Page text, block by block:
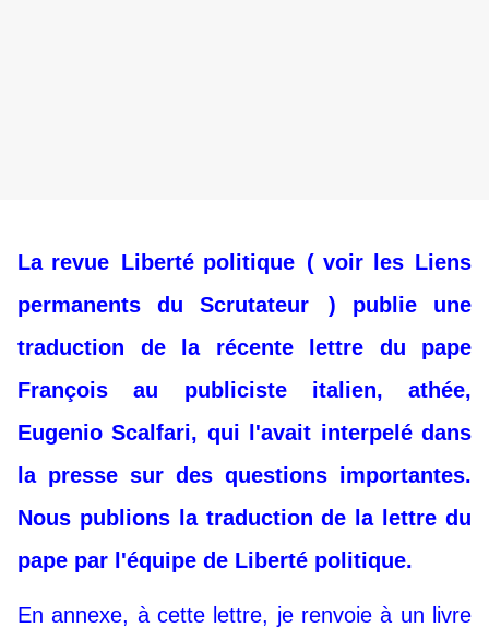
La revue Liberté politique ( voir les Liens
permanents du Scrutateur
) publie une
traduction de la récente lettre du pape
François au publiciste italien, athée,
Eugenio Scalfari, qui l'avait interpelé dans
la presse sur des questions importantes.
Nous publions la traduction de la lettre du
pape par l'équipe de Liberté politique.
En annexe, à cette lettre, je renvoie à un livre